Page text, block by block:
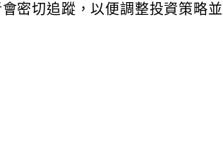
密切追蹤，以便調整投資策略